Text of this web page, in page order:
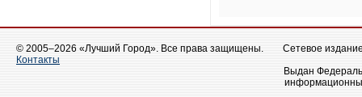
© 2005–2026 «Лучший Город». Все права защищены.
Контакты
Сетевое
Выдан